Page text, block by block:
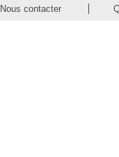
Nous contacter